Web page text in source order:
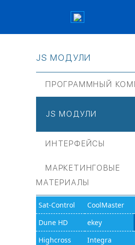
JS МОДУЛИ
ПРОГРАММНЫЙ
JS МОДУЛИ
ИНТЕРФЕЙСЫ
МАРКЕТИНГОВЫЕ
МАТЕРИАЛЫ
Sat-Control CoolMaster
Dune HD
ekey
Highcross
Integra